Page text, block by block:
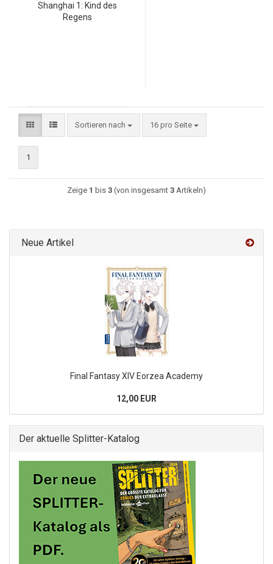
Shanghai 1: Kind des
Regens
Sortieren nach 16 pro Seite
1
Zeige 1 bis 3 (von insgesamt 3 Artikeln)
Neue Artikel
Final Fantasy XIV Eorzea Academy
12,00 EUR
Der aktuelle Splitter-Katalog